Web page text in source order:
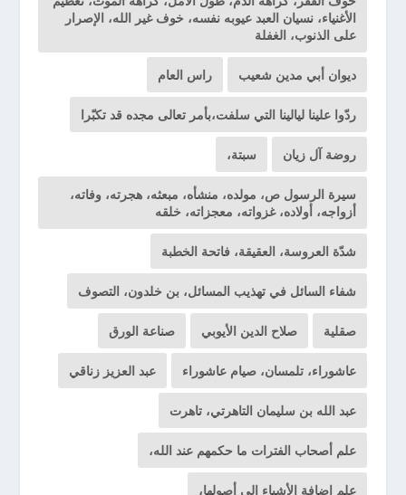
الأغنياء، نسيان العبد عيوبه نفسه، خوف غير الله، الإصرار
على الذنوب، الغفلة
ديوان أبي مدين شعيب راس العام
ردّوا علينا ليالينا التي سلفت،بأمر تعالى مجده قد تكبّرا
روضة آل زيان سبتة،
سيرة الرسول ص، مولده، منشأه، مبعثه، هجرته، وفاته،
أزواجه، أولاده، غزواته، معجزاته، خلقه
شدّة العروسة، العقيقة، فاتحة الخطبة
شفاء السائل في تهذيب المسائل، بن خلدون، التصوف
صقلية صلاح الدين الأيوبي صناعة الورق
عاشوراء، تلمسان، صيام عاشوراء عبد العزيز زناقي
عبد الله بن سليمان التاهرتي، تاهرت
علم أصحاب الفترات ما حكمهم عند الله،
علم إضافة الأشياء إلى أصولها،